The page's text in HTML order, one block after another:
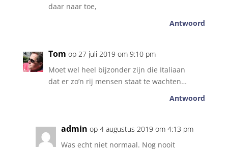
daar naar toe,
Antwoord
Tom op 27 juli 2019 om 9:10 pm
Moet wel heel bijzonder zijn die Italiaan
dat er zo’n rij mensen staat te wachten…
Antwoord
admin op 4 augustus 2019 om 4:13 pm
Was echt niet normaal. Nog nooit